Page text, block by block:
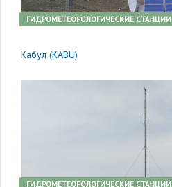
ГИДРОМЕТЕОРОЛОГИЧЕСКИЕ СТАНЦИИ
Кабул (KABU)
ГИДРОМЕТЕОРОЛОГИЧЕСКИЕ СТАНЦИИ